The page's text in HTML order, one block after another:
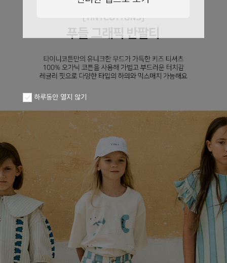
하루동안 열지 않기